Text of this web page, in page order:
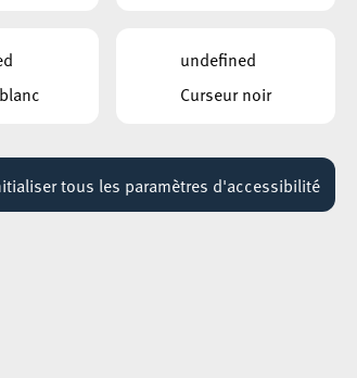
undefined
Curseur noir
tous les paramètres d'accessibilité